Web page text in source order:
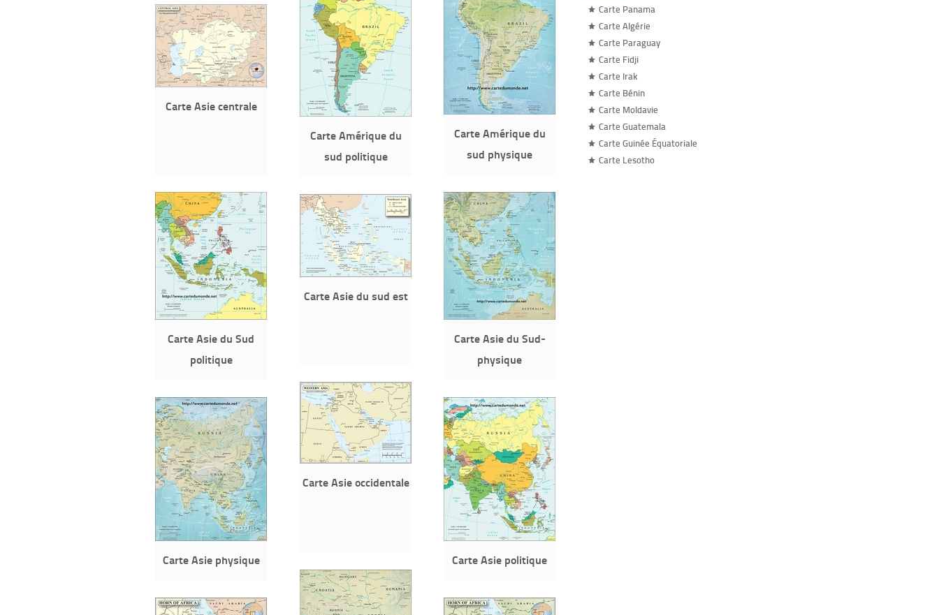
Carte Amérique du
sud physique
Carte Amérique du
sud politique
Carte Asie centrale
Carte Asie du Sud
politique
Carte Asie du Sud-
physique
Carte Asie du sud est
Carte Asie occidentale
Carte Asie physique Carte Asie politique
Carte Panama
Carte Algérie
Carte Paraguay
Carte Fidji
Carte Irak
Carte Bénin
Carte Moldavie
Carte Guatemala
Carte Guinée Équatoriale
Carte Lesotho